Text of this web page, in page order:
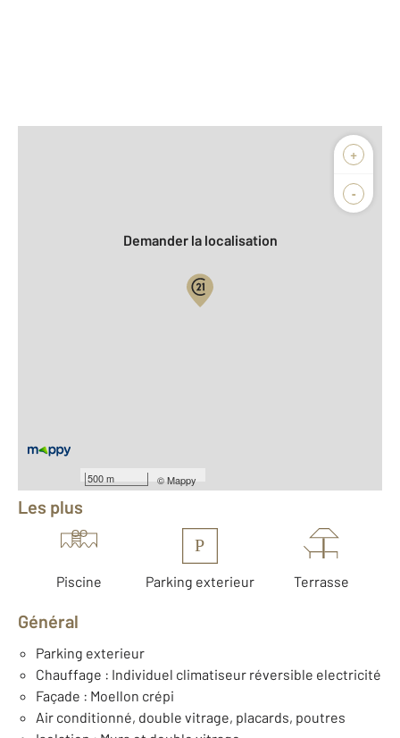
+
-
500 m ©Mappy
Biens vendus
Demander la localisation
Équipements
Les plus
Piscine
P
Parking exterieur Terrasse
Général
Parking exterieur
Chauffage : Individuel climatiseur réversible electricité
Façade : Moellon crépi
Air conditionné, double vitrage, placards, poutres